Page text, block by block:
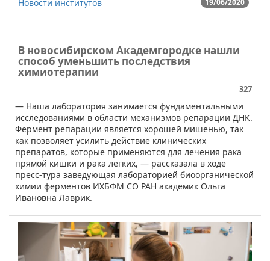
19/06/2020
Новости институтов
В новосибирском Академгородке нашли
способ уменьшить последствия
химиотерапии
327
— Наша лаборатория занимается фундаментальными
исследованиями в области механизмов репарации ДНК.
Фермент репарации является хорошей мишенью, так
как позволяет усилить действие клинических
препаратов, которые применяются для лечения рака
прямой кишки и рака легких, — рассказала в ходе
пресс-тура заведующая лабораторией биоорганической
химии ферментов ИХБФМ СО РАН академик Ольга
Ивановна Лаврик.